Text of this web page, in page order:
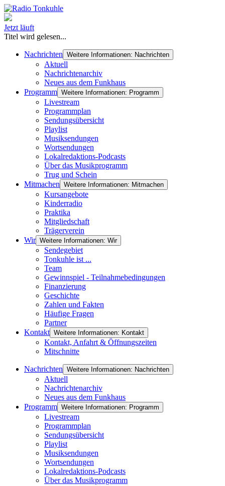
Jetzt läuft
Titel wird gelesen...
Nachrichten Weitere Informationen: Nachrichten
Aktuell
Nachrichtenarchiv
Neues aus dem Funkhaus
Programm Weitere Informationen: Programm
Livestream
Programmplan
Sendungsübersicht
Playlist
Musiksendungen
Wortsendungen
Lokalredaktions-Podcasts
Über das Musikprogramm
Trug und Schein
Mitmachen Weitere Informationen: Mitmachen
Kursangebote
Kinderradio
Praktika
Mitgliedschaft
Trägerverein
Wir Weitere Informationen: Wir
Sendegebiet
Tonkuhle ist ...
Team
Gewinnspiel - Teilnahmebedingungen
Finanzierung
Geschichte
Zahlen und Fakten
Häufige Fragen
Partner
Kontakt Weitere Informationen: Kontakt
Kontakt, Anfahrt & Öffnungszeiten
Mitschnitte
Nachrichten Weitere Informationen: Nachrichten
Aktuell
Nachrichtenarchiv
Neues aus dem Funkhaus
Programm Weitere Informationen: Programm
Livestream
Programmplan
Sendungsübersicht
Playlist
Musiksendungen
Wortsendungen
Lokalredaktions-Podcasts
Über das Musikprogramm